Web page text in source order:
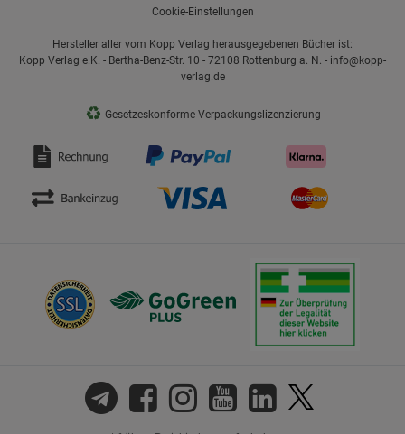
Cookie-Einstellungen
Hersteller aller vom Kopp Verlag herausgegebenen Bücher ist:
Kopp Verlag e.K. - Bertha-Benz-Str. 10 - 72108 Rottenburg a. N. - info@kopp-
verlag.de
♻ Gesetzeskonforme Verpackungslizenzierung